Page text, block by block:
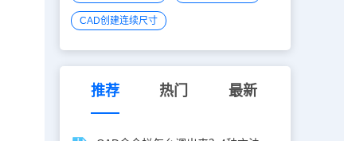
CAD创建连续尺寸
推荐 热门 最新